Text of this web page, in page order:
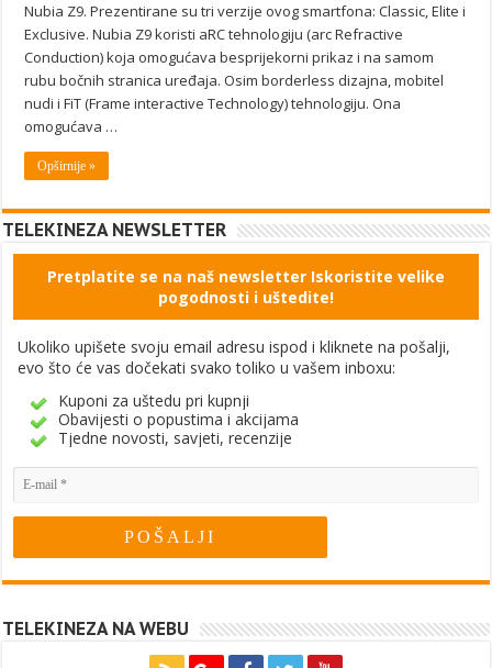
Nubia Z9. Prezentirane su tri verzije ovog smartfona: Classic, Elite i
Exclusive. Nubia Z9 koristi aRC tehnologiju (arc Refractive
Conduction) koja omogućava besprijekorni prikaz i na samom
rubu bočnih stranica uređaja. Osim borderless dizajna, mobitel
nudi i FiT (Frame interactive Technology) tehnologiju. Ona
omogućava …
Opširnije »
TELEKINEZA NEWSLETTER
Pretplatite se na naš newsletter Iskoristite velike
pogodnosti i uštedite!
Ukoliko upišete svoju email adresu ispod i kliknete na pošalji,
evo što će vas dočekati svako toliko u vašem inboxu:
Kuponi za uštedu pri kupnji
Obavijesti o popustima i akcijama
Tjedne novosti, savjeti, recenzije
TELEKINEZA NA WEBU